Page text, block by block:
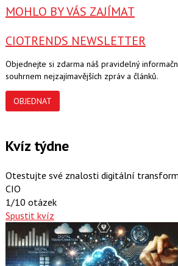
MOHLO BY VÁS ZAJÍMAT
CIOTRENDS NEWSLETTER
Objednejte si zdarma náš pravidelný
souhrnem nejzajímavějších zpráv a článků.
OBJEDNAT
Kvíz týdne
Otestujte své znalosti digitální
CIO
1/10 otázek
Spustit kvíz